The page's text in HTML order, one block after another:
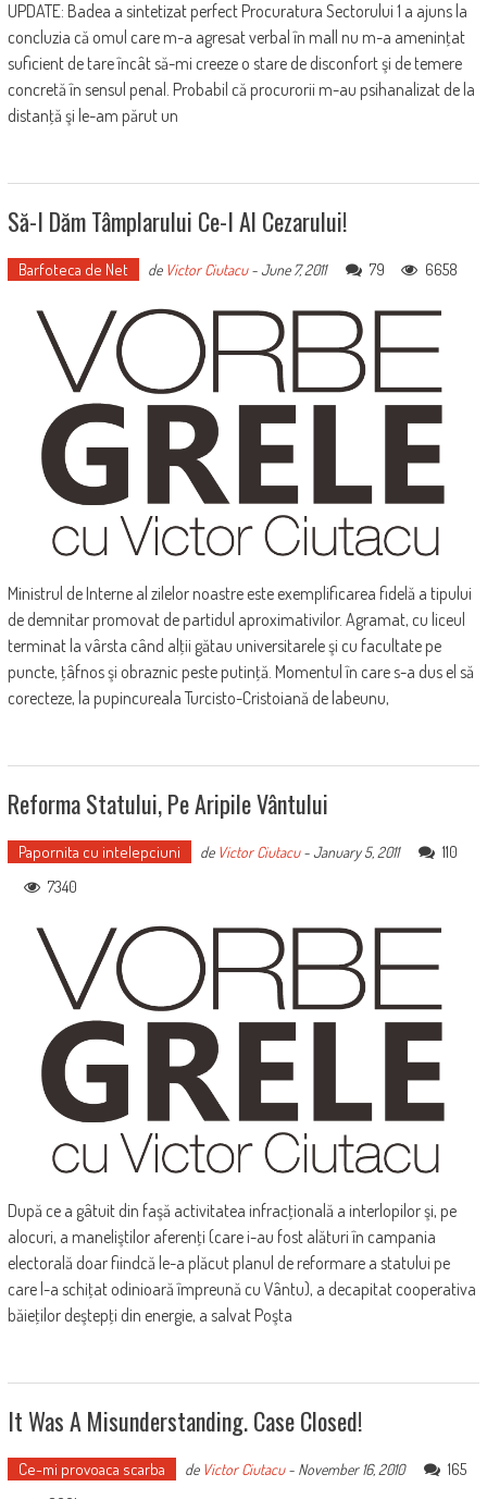
UPDATE: Badea a sintetizat perfect Procuratura Sectorului 1 a ajuns la
concluzia că omul care m-a agresat verbal în mall nu m-a ameninţat
suficient de tare încât să-mi creeze o stare de disconfort şi de temere
concretă în sensul penal. Probabil că procurorii m-au psihanalizat de la
distanţă şi le-am părut un
Să-I Dăm Tâmplarului Ce-I Al Cezarului!
Barfoteca de Net de Victor Ciutacu-June 7, 2011 79 6658
Ministrul de Interne al zilelor noastre este exemplificarea fidelă a tipului
de demnitar promovat de partidul aproximativilor. Agramat, cu liceul
terminat la vârsta când alţii gătau universitarele şi cu facultate pe
puncte, ţâfnos şi obraznic peste putinţă. Momentul în care s-a dus el să
corecteze, la pupincureala Turcisto-Cristoiană de labeunu,
Reforma Statului, Pe Aripile Vântului
Papornita cu intelepciuni de Victor Ciutacu-January 5, 2011
110
7340
După ce a gâtuit din faşă activitatea infracţională a interlopilor şi, pe
alocuri, a maneliştilor aferenţi (care i-au fost alături în campania
electorală doar fiindcă le-a plăcut planul de reformare a statului pe
care l-a schiţat odinioară împreună cu Vântu), a decapitat cooperativa
băieţilor deştepţi din energie, a salvat Poşta
It Was A Misunderstanding. Case Closed!
Ce-mi provoaca scarba de Victor Ciutacu- November 16, 2010
165